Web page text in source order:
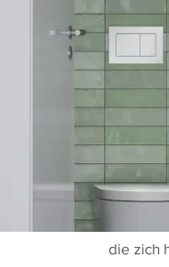
die zich